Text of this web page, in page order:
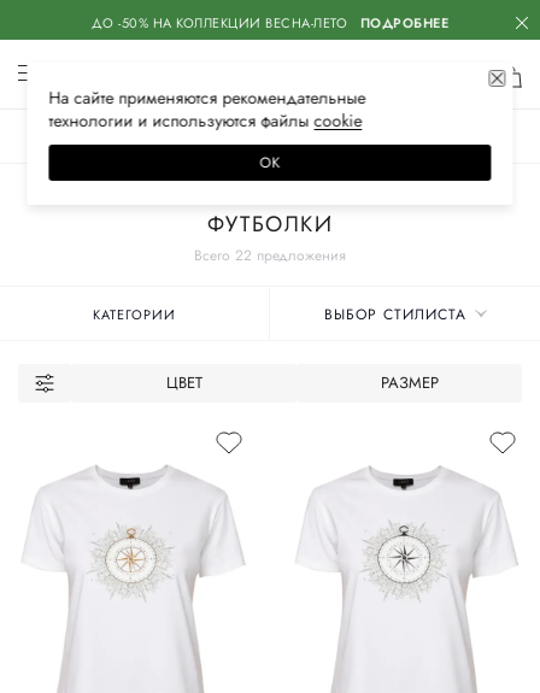
ДО -50% НА КОЛЛЕКЦИИ ВЕСНА-ЛЕТО ПОДРОБНЕЕ
Всего 22 предложения
ФУТБОЛКИ
КАТЕГОРИИ ВЫБОР СТИЛИСТА
ЦВЕТ РАЗМЕР
На сайте применяются рекомендательные
технологии и используются файлысооkiе
ОК